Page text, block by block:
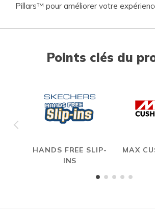
Pillars™ pour améliorer votre
Points clés du
HANDS FREE SLIP-
INS
MAX